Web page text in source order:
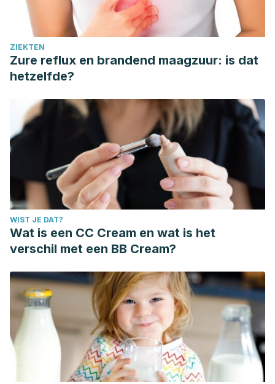
ZIEKTEN
Zure reflux en brandend maagzuur: is dat
hetzelfde?
WIST JE DAT?
Wat is een CC Cream en wat is het
verschil met een BB Cream?